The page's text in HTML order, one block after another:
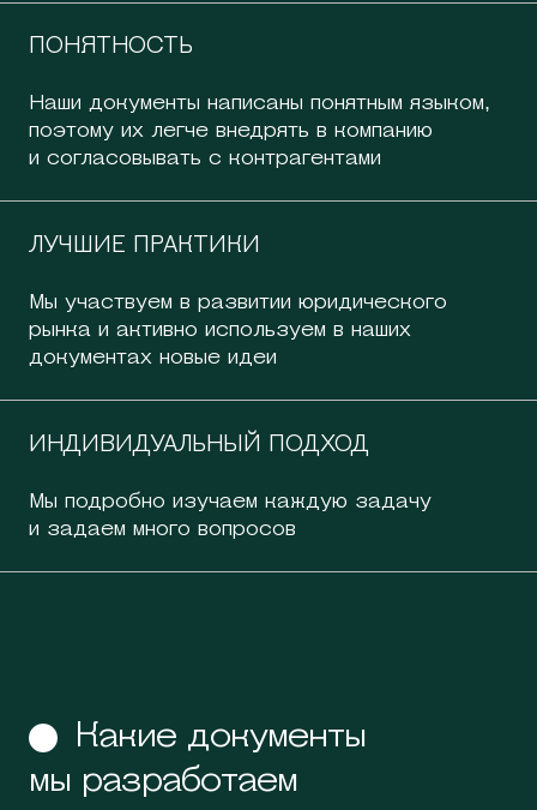
ПОНЯТНОСТЬ
Наши документы написаны понятным языком,
поэтому их легче внедрять в компанию
и согласовывать с контрагентами
ЛУЧШИЕ ПРАКТИКИ
Мы участвуем в развитии юридического
рынка и активно используем в наших
документах новые идеи
ИНДИВИДУАЛЬНЫЙ ПОДХОД
Мы подробно изучаем каждую задачу
и задаем много вопросов
Какие документы
мы разработаем